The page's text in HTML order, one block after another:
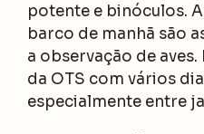
potente e binóculos.
barco de manhã são
a observação de
da OTS com vários
especialmente entre